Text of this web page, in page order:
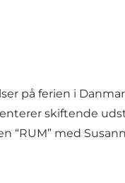
på ferien i
skiftende
med